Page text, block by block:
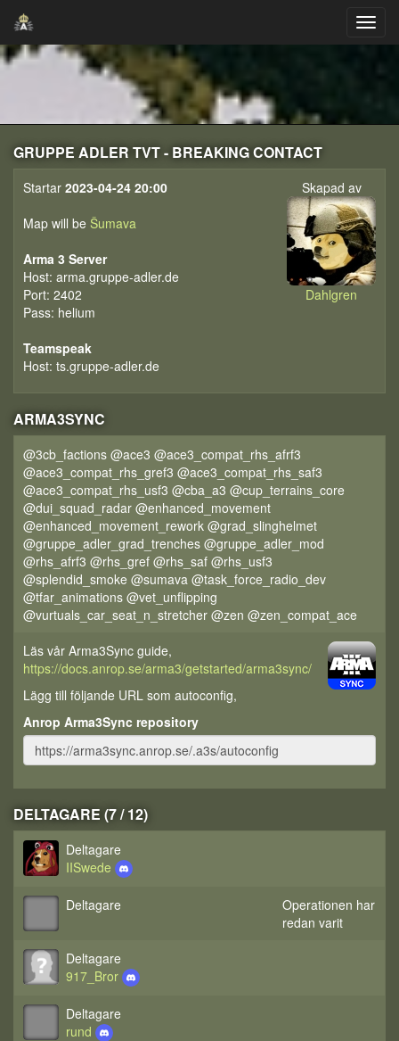
GRUPPE ADLER TVT - BREAKING CONTACT
Skapad av
Dahlgren
Startar 2023-04-24 20:00
Map will be Šumava
Arma 3 Server
Host: arma.gruppe-adler.de
Port: 2402
Pass: helium
Teamspeak
Host: ts.gruppe-adler.de
ARMA3SYNC
@3cb_factions @ace3 @ace3_compat_rhs_afrf3
@ace3_compat_rhs_gref3 @ace3_compat_rhs_saf3
@ace3_compat_rhs_usf3 @cba_a3 @cup_terrains_core
@dui_squad_radar @enhanced_movement
@enhanced_movement_rework @grad_slinghelmet
@gruppe_adler_grad_trenches @gruppe_adler_mod
@rhs_afrf3 @rhs_gref @rhs_saf @rhs_usf3
@splendid_smoke @sumava @task_force_radio_dev
@tfar_animations @vet_unflipping
@vurtuals_car_seat_n_stretcher @zen @zen_compat_ace
Läs vår Arma3Sync guide,
https://docs.anrop.se/arma3/getstarted/arma3sync/
Lägg till följande URL som autoconfig,
Anrop Arma3Sync repository
DELTAGARE (7 / 12)
Deltagare
IISwede
Deltagare
Operationen har
redan varit
Deltagare
917_Bror
Deltagare
rund